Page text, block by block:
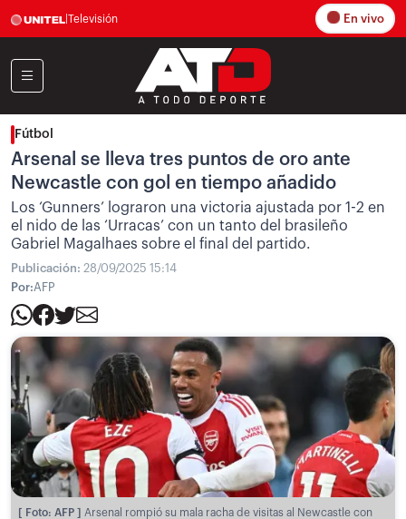
Televisión En vivo
Fútbol
Arsenal se lleva tres puntos de oro ante
Newcastle con gol en tiempo añadido
Los ‘Gunners’ lograron una victoria ajustada por 1-2 en
el nido de las ‘Urracas’ con un tanto del brasileño
Gabriel Magalhaes sobre el final del partido.
Publicación: 28/09/2025 15:14
Por:AFP
[ Foto: AFP ] Arsenal rompió su mala racha de visitas al Newcastle con